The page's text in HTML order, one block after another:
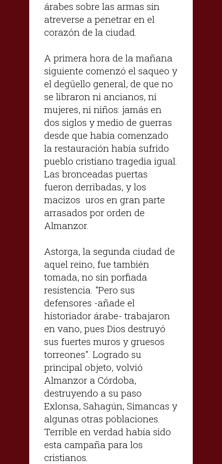
árabes sobre las armas sin
atreverse a penetrar en el
corazón de la ciudad.
A primera hora de la mañana
siguiente comenzó el saqueo y
el degüello general, de que no
se libraron ni ancianos, ni
mujeres, ni niños: jamás en
dos siglos y medio de guerras
desde que había comenzado
la restauración había sufrido
pueblo cristiano tragedia igual.
Las bronceadas puertas
fueron derribadas, y los
macizos uros en gran parte
arrasados por orden de
Almanzor.
Astorga, la segunda ciudad de
aquel reino, fue también
tomada, no sin porfiada
resistencia. "Pero sus
defensores -añade el
historiador árabe- trabajaron
en vano, pues Dios destruyó
sus fuertes muros y gruesos
torreones". Logrado su
principal objeto, volvió
Almanzor a Córdoba,
destruyendo a su paso
Exlonsa, Sahagún, Simancas y
algunas otras poblaciones.
Terrible en verdad había sido
esta campaña para los
cristianos.